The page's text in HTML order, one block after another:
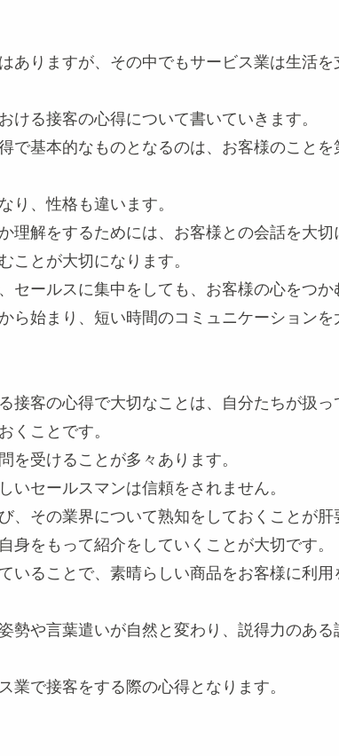
ありますが、その中でもサービス業は生活を
ける接客の心得について書いていきます。
で基本的なものとなるのは、お客様のことを
り、性格も違います。
理解をするためには、お客様との会話を大
ことが大切になります。
セールスに集中をしても、お客様の心をつか
ら始まり、短い時間のコミュニケーション
接客の心得で大切なことは、自分たちが扱
くことです。
を受けることが多々あります。
いセールスマンは信頼をされません。
、その業界について熟知をしておくことが肝
身をもって紹介をしていくことが大切です。
いることで、素晴らしい商品をお客様に利
勢や言葉遣いが自然と変わり、説得力のある
業で接客をする際の心得となります。